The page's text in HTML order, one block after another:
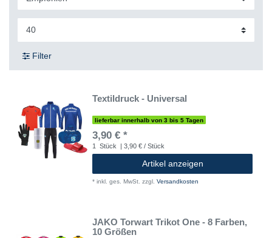
Filter
Textildruck - Universal
lieferbar innerhalb von 3 bis 5 Tagen
3,90 € *
1 Stück | 3,90 € / Stück
Artikel anzeigen
* inkl. ges. MwSt. zzgl. Versandkosten
JAKO Torwart Trikot One - 8 Farben,
10 Größen